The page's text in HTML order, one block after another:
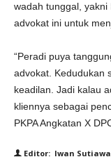
wadah tunggal,
advokat ini untuk
“Peradi puya
advokat. Kedudukan
keadilan. Jadi kalau
kliennya sebagai
PKPA Angkatan X
Editor: Iwan